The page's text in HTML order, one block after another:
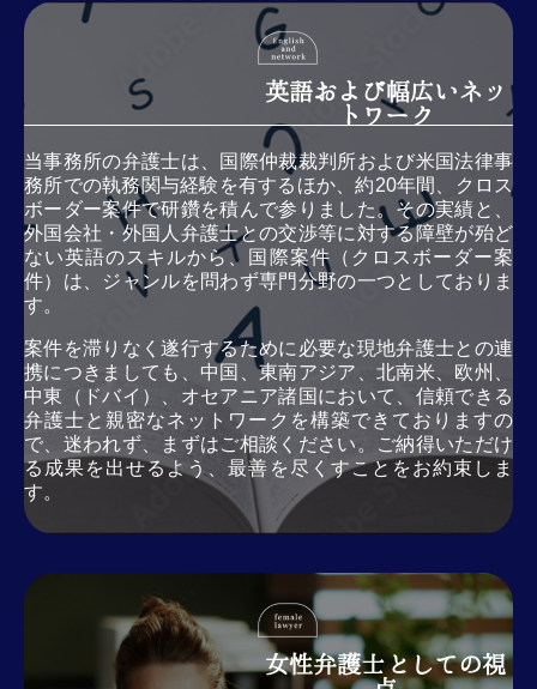
英語および幅広いネッ
トワーク
当事務所の弁護士は、国際仲裁裁判所および米国法律事
務所での執務関与経験を有するほか、約20年間、クロス
ボーダー案件で研鑽を積んで参りました。その実績と、
外国会社・外国人弁護士との交渉等に対する障壁が殆ど
ない英語のスキルから、国際案件（クロスボーダー案
件）は、ジャンルを問わず専門分野の一つとしておりま
す。
案件を滞りなく遂行するために必要な現地弁護士との連
携につきましても、中国、東南アジア、北南米、欧州、
中東（ドバイ）、オセアニア諸国において、信頼できる
弁護士と親密なネットワークを構築できておりますの
で、迷われず、まずはご相談ください。ご納得いただけ
る成果を出せるよう、最善を尽くすことをお約束しま
す。
女性弁護士としての視